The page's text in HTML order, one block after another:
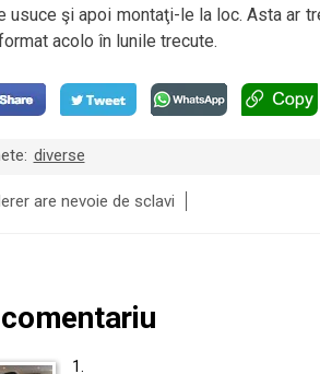
usuce şi apoi montaţi-le la loc. Asta ar
acolo în lunile trecute.
diverse
are nevoie de sclavi